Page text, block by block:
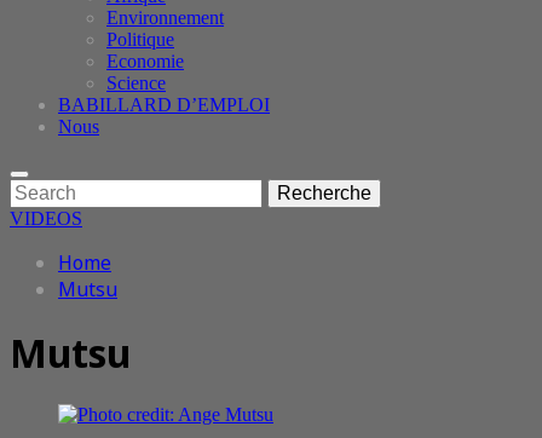
Environnement
Politique
Economie
Science
BABILLARD D’EMPLOI
Nous
Enter
Keyword
Search
for:
Recherche
Search
VIDEOS
Skip
content
Home
Mutsu
Mutsu